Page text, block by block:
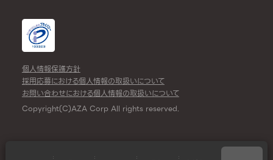
個人情報保護方針
採用応募における個人情報の取扱いについて
お問い合わせにおける個人情報の取扱いについて
Copyright(C)AZA Corp All rights reserved.